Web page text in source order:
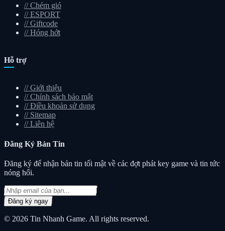
// Chém gió
// ESPORT
// Giftcode
// Hóng hớt
Hỗ trợ
// Giới thiệu
// Chính sách bảo mật
// Điều khoản sử dụng
// Sitemap
// Liên hệ
Đăng Ký Bản Tin
Đăng ký để nhận bản tin tối mật về các đợt phát key game và tin tức
nóng hổi.
Đăng ký ngay
© 2026 Tin Nhanh Game. All rights reserved.